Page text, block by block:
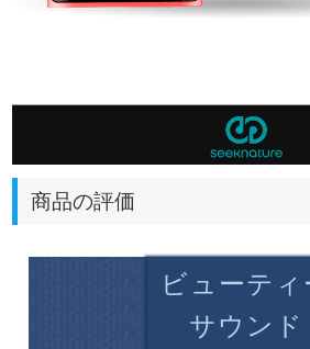
商品の評価
ビューティ
サウンド